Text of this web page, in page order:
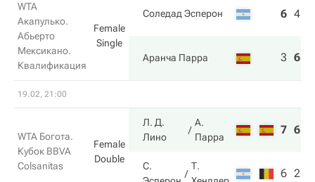
WTA
Акапулько.
Абьерто
Мексикано.
Квалификация
Female
Single
Соледад Эсперон 6 4
Аранча Парра 3 6
19.02, 21:00
WTA Богота.
Кубок BBVA
Colsanitas
Female
Double
Л. Д.
Лино
А.
Парра
7 6
С.
Т.
6 2